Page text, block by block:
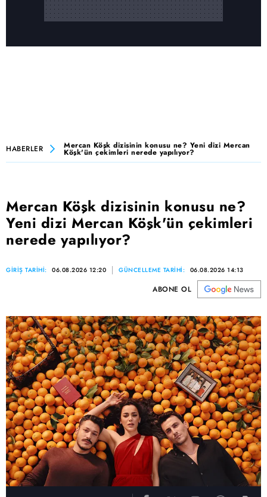
HABERLER Mercan Köşk dizisinin konusu ne? Yeni dizi Mercan
Köşk'ün çekimleri nerede yapılıyor?
Mercan Köşk dizisinin konusu ne?
Yeni dizi Mercan Köşk'ün çekimleri
nerede yapılıyor?
GİRİŞ TARİHİ: 06.08.2026 12:20 GÜNCELLEME TARİHİ: 06.08.2026 14:13
ABONE OL